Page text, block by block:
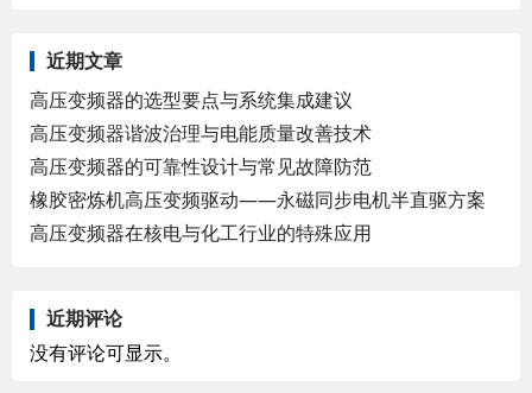
近期文章
高压变频器的选型要点与系统集成建议
高压变频器谐波治理与电能质量改善技术
高压变频器的可靠性设计与常见故障防范
橡胶密炼机高压变频驱动——永磁同步电机半直驱方案
高压变频器在核电与化工行业的特殊应用
近期评论
没有评论可显示。